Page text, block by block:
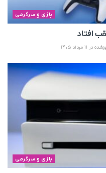
بازی و سرگرمی
بازی و سرگرمی